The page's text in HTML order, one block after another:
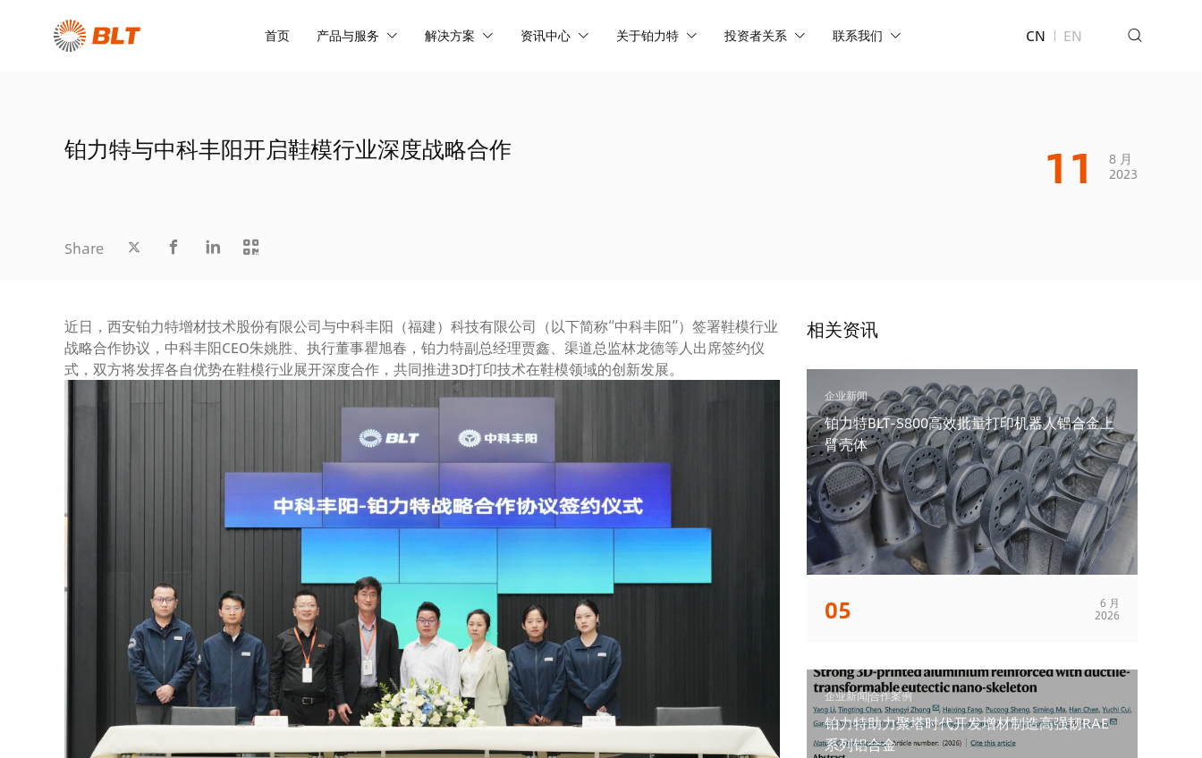
首页 产品与服务 解决方案 资讯中心 关于铂力特 投资者关系 联系我们 CN EN
铂力特与中科丰阳开启鞋模行业深度战略合作 11
8 月
2023
Share
近日，西安铂力特增材技术股份有限公司与中科丰阳（福建）科技有限公司（以下简称“中科丰阳”）签署鞋模行业
战略合作协议，中科丰阳CEO朱姚胜、执行董事瞿旭春，铂力特副总经理贾鑫、渠道总监林龙德等人出席签约仪
式，双方将发挥各自优势在鞋模行业展开深度合作，共同推进3D打印技术在鞋模领域的创新发展。
相关资讯
企业新闻
铂力特BLT-S800高效批量打印机器人铝合金上
臂壳体
05 6 月
2026
企业新闻|合作案例
铂力特助力聚塔时代开发增材制造高强韧RAE
系列铝合金